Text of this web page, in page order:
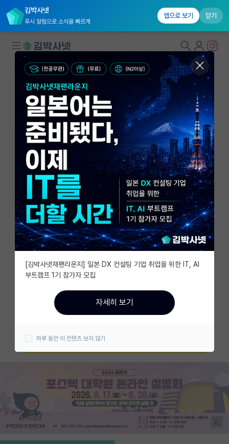
김박사넷
푸시 알림으로 소식을 빠르게
앱으로 보기 닫기
대학원생 모집
국내대학원 정보
연구실&오픈랩
연구실&오픈랩 홈
오픈랩 전체보기
PI 회원 신청
커뮤니티
커리어
유학교육
이벤트
반도체 아카데미
재팬라운지 🌸
[김박사넷재팬라운지] 일본 DX 컨설팅 기업 취업을 위한 IT, AI
부트캠프 1기 참가자 모집
자세히 보기
하루 동안 이 컨텐츠 보지 않기
카카오 계정과 연동하여 김박사넷의
카카오로 시작하기
오흥선
조교수
한국기술교육대학교 컴퓨터공학부
ohhs@koreatech.ac.kr
http://www.dicelab.kr
조회수 594